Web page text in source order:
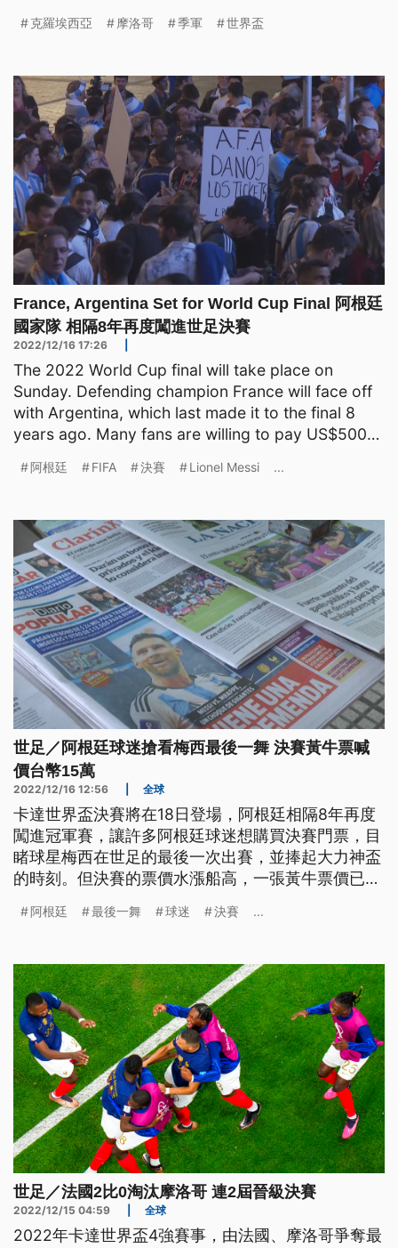
成績。
克羅埃西亞 摩洛哥 季軍 世界盃
France, Argentina Set for World Cup Final 阿根廷
國家隊 相隔8年再度闖進世足決賽
2022/12/16 17:26
The 2022 World Cup final will take place on
Sunday. Defending champion France will face off
with Argentina, which last made it to the final 8
years ago. Many fans are willing to pay US$5000
阿根廷 FIFA 決賽 Lionel Messi ...
世足／阿根廷球迷搶看梅西最後一舞 決賽黃牛票喊
價台幣15萬
2022/12/16 12:56 全球
卡達世界盃決賽將在18日登場，阿根廷相隔8年再度
闖進冠軍賽，讓許多阿根廷球迷想購買決賽門票，目
睹球星梅西在世足的最後一次出賽，並捧起大力神盃
的時刻。但決賽的票價水漲船高，一張黃牛票價已超
絕對能衛冕成功。
阿根廷 最後一舞 球迷 決賽 ...
世足／法國2比0淘汰摩洛哥 連2屆晉級決賽
2022/12/15 04:59 全球
2022年卡達世界盃4強賽事，由法國、摩洛哥爭奪最